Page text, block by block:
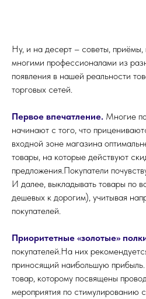
Ну, и на десерт – советы,
многими профессионалами из
появления в нашей реальности
торговых сетей.
Первое впечатление. Многие
начинают с того, что
входной зоне магазина
товары, на которые действуют
предложения.Покупатели
И далее, выкладывать товары по
дешевых к дорогим), учитывая
покупателей.
Приоритетные «золотые»
покупателей.На них
приносящий наибольшую
товар, которому посвящены
мероприятия по стимулированию
+7
Задать вопрос
Отправляя форму вы соглашаетесь с
нашейПолитикой конфиденциальности
Техподдержка
+7 (963) 320 34 08